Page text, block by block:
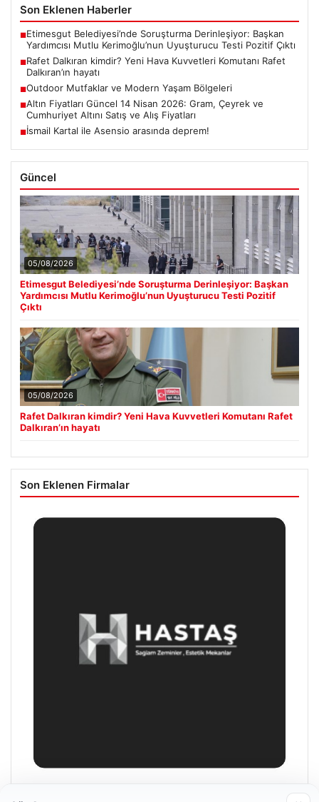
Son Eklenen Haberler
■Etimesgut Belediyesi’nde Soruşturma Derinleşiyor: Başkan
Yardımcısı Mutlu Kerimoğlu’nun Uyuşturucu Testi Pozitif Çıktı
■Rafet Dalkıran kimdir? Yeni Hava Kuvvetleri Komutanı Rafet
Dalkıran’ın hayatı
■Outdoor Mutfaklar ve Modern Yaşam Bölgeleri
■Altın Fiyatları Güncel 14 Nisan 2026: Gram, Çeyrek ve
Cumhuriyet Altını Satış ve Alış Fiyatları
■İsmail Kartal ile Asensio arasında deprem!
Güncel
05/08/2026
Etimesgut Belediyesi’nde Soruşturma Derinleşiyor: Başkan
Yardımcısı Mutlu Kerimoğlu’nun Uyuşturucu Testi Pozitif
Çıktı
05/08/2026
Rafet Dalkıran kimdir? Yeni Hava Kuvvetleri Komutanı Rafet
Dalkıran’ın hayatı
Son Eklenen Firmalar
Prenses Night Club